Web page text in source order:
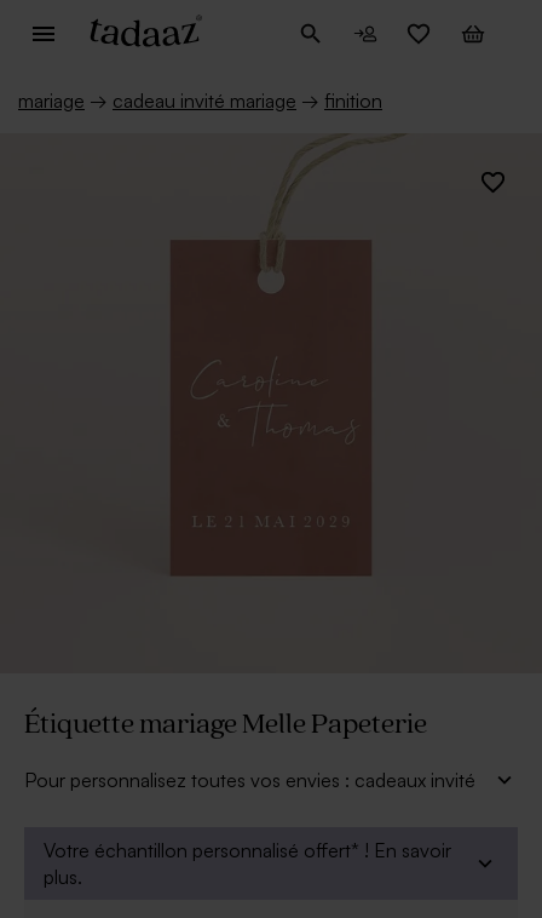
mariage → cadeau invité mariage → finition
Étiquette mariage Melle Papeterie
Pour personnalisez toutes vos envies : cadeaux invité
Papeterie sera parfaite.
À personnaliser :
Votre échantillon personnalisé offert* ! En savoir
plus.